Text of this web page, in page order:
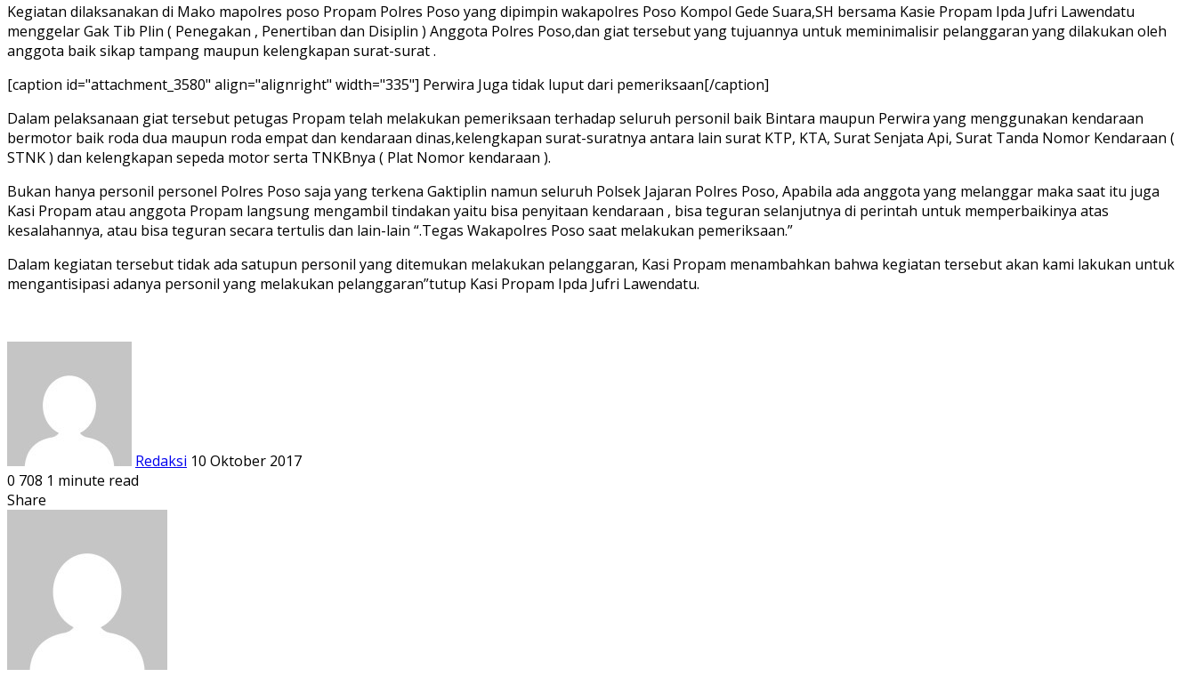
Kegiatan dilaksanakan di Mako mapolres poso Propam Polres Poso yang dipimpin wakapolres Poso Kompol Gede Suara,SH bersama Kasie Propam Ipda Jufri Lawendatu
menggelar Gak Tib Plin ( Penegakan , Penertiban dan Disiplin ) Anggota Polres Poso,dan giat tersebut yang tujuannya untuk meminimalisir pelanggaran yang dilakukan oleh
anggota baik sikap tampang maupun kelengkapan surat-surat .
[caption id="attachment_3580" align="alignright" width="335"] Perwira Juga tidak luput dari pemeriksaan[/caption]
Dalam pelaksanaan giat tersebut petugas Propam telah melakukan pemeriksaan terhadap seluruh personil baik Bintara maupun Perwira yang menggunakan kendaraan
bermotor baik roda dua maupun roda empat dan kendaraan dinas,kelengkapan surat-suratnya antara lain surat KTP, KTA, Surat Senjata Api, Surat Tanda Nomor Kendaraan (
STNK ) dan kelengkapan sepeda motor serta TNKBnya ( Plat Nomor kendaraan ).
Bukan hanya personil personel Polres Poso saja yang terkena Gaktiplin namun seluruh Polsek Jajaran Polres Poso, Apabila ada anggota yang melanggar maka saat itu juga
Kasi Propam atau anggota Propam langsung mengambil tindakan yaitu bisa penyitaan kendaraan , bisa teguran selanjutnya di perintah untuk memperbaikinya atas
kesalahannya, atau bisa teguran secara tertulis dan lain-lain “.Tegas Wakapolres Poso saat melakukan pemeriksaan.”
Dalam kegiatan tersebut tidak ada satupun personil yang ditemukan melakukan pelanggaran, Kasi Propam menambahkan bahwa kegiatan tersebut akan kami lakukan untuk
mengantisipasi adanya personil yang melakukan pelanggaran”tutup Kasi Propam Ipda Jufri Lawendatu.
Redaksi 10 Oktober 2017
0 708 1 minute read
Facebook
Twitter
LinkedIn
Pinterest
WhatsApp
Telegram
Viber
Share
Print
Share